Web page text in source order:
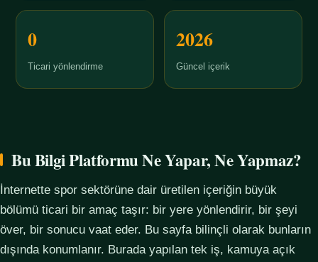
0
Ticari yönlendirme
2026
Güncel içerik
Bu Bilgi Platformu Ne Yapar, Ne Yapmaz?
İnternette spor sektörüne dair üretilen içeriğin büyük
bölümü ticari bir amaç taşır: bir yere yönlendirir, bir şeyi
över, bir sonucu vaat eder. Bu sayfa bilinçli olarak bunların
dışında konumlanır. Burada yapılan tek iş, kamuya açık